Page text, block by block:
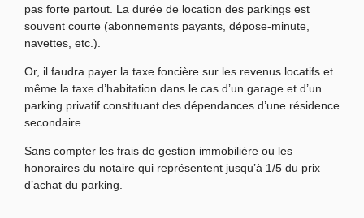
pas forte partout. La durée de location des parkings est
souvent courte (abonnements payants, dépose-minute,
navettes, etc.).
Or, il faudra payer la taxe foncière sur les revenus locatifs et
même la taxe d’habitation dans le cas d’un garage et d’un
parking privatif constituant des dépendances d’une résidence
secondaire.
Sans compter les frais de gestion immobilière ou les
honoraires du notaire qui représentent jusqu’à 1/5 du prix
d’achat du parking.